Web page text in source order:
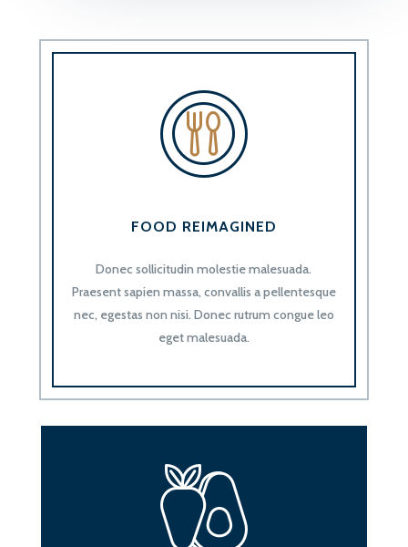
FOOD REIMAGINED
Donec sollicitudin molestie malesuada.
Praesent sapien massa, convallis a pellentesque
nec, egestas non nisi. Donec rutrum congue leo
eget malesuada.